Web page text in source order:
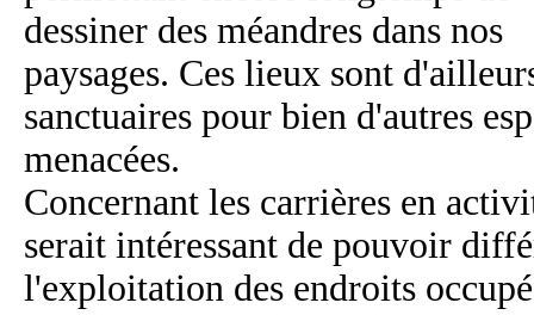
dessiner des méandres dans nos
paysages. Ces lieux sont
sanctuaires pour bien d'autres
menacées.
Concernant les carrières en
serait intéressant de pouvoir
l'exploitation des endroits